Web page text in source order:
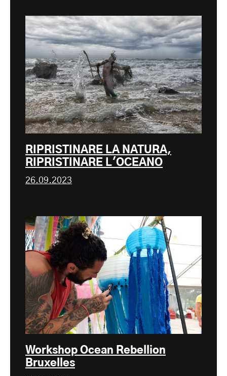
RIPRISTINARE LA NATURA,
RIPRISTINARE L'OCEANO
26.09.2023
Workshop Ocean Rebellion
Bruxelles